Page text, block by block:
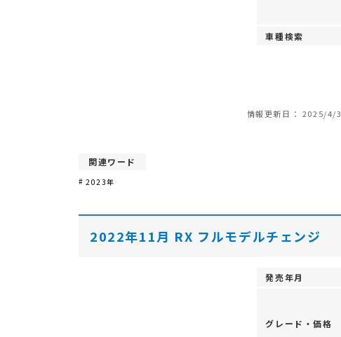
車種検索
情報更新日： 2025/4/3
関連ワード
2023年
2022年11月 RX フルモデルチェンジ
発売年月
グレード・価格